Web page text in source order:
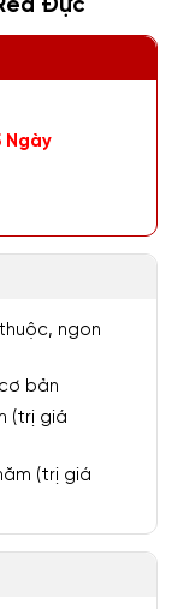
Đực
Ngày
ngon
bản
(trị giá
(trị giá